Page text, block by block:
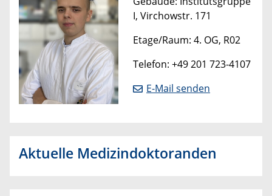
I, Virchowstr. 171
Etage/Raum: 4. OG, R02
Telefon: +49 201 723-4107
E-Mail senden
Aktuelle Medizindoktoranden